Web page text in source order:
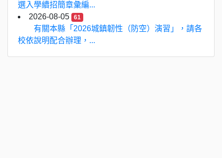
選入學續招簡章彙編...
2026-08-05
61
有關本縣「2026城鎮韌性（防空）演習」，請各
校依說明配合辦理，...